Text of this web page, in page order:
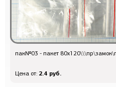
пак№03 - пакет
Цена от: 2.4 руб.